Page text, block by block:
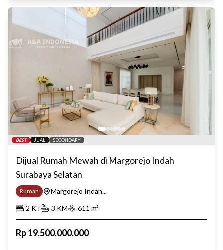
BEST JUAL SECONDARY
Dijual Rumah Mewah di Margorejo Indah
Surabaya Selatan
Rumah
Margorejo Indah...
2 KT 3 KM 611 m²
Rp19.500.000.000